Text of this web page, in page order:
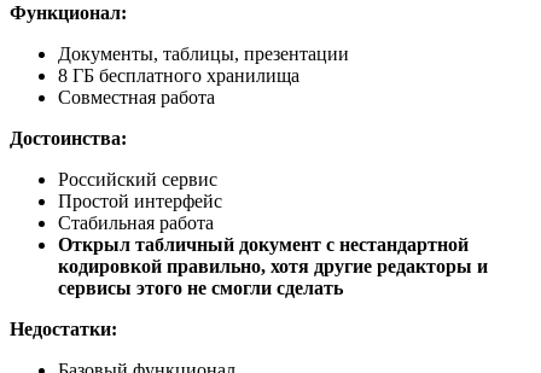
Функционал:
Документы, таблицы, презентации
8 ГБ бесплатного хранилища
Совместная работа
Достоинства:
Российский сервис
Простой интерфейс
Стабильная работа
Открыл табличный документ с нестандартной
кодировкой правильно, хотя другие редакторы и
сервисы этого не смогли сделать
Недостатки: